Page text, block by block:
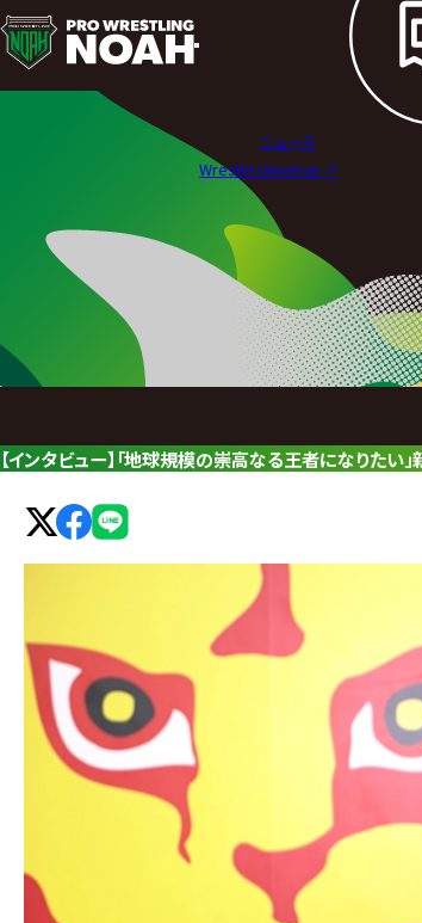
ニ
ュ
レ
ス
リ
グ・
ア
公
ト
ニュース
Wrestle Universe ↗︎
【インタビュー】「地球規模の崇高なる王者になりたい